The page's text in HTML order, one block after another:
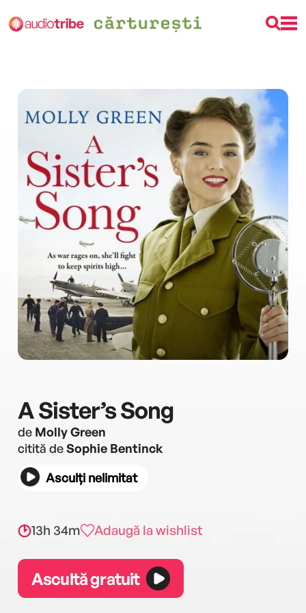
A Sister’s Song
de Molly Green
citită deSophie Bentinck
Asculți nelimitat
13h 34m Adaugă la wishlist
Ascultă gratuit